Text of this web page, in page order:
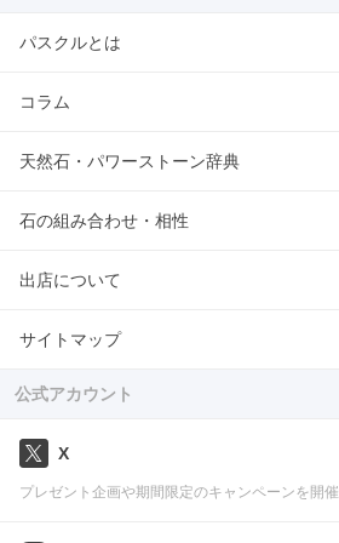
パスクルとは
コラム
天然石・パワーストーン辞典
石の組み合わせ・相性
出店について
サイトマップ
公式アカウント
X
プレゼント企画や期間限定のキャンペーンを開催